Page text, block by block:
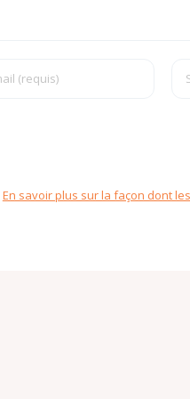
En savoir plus sur la façon dont